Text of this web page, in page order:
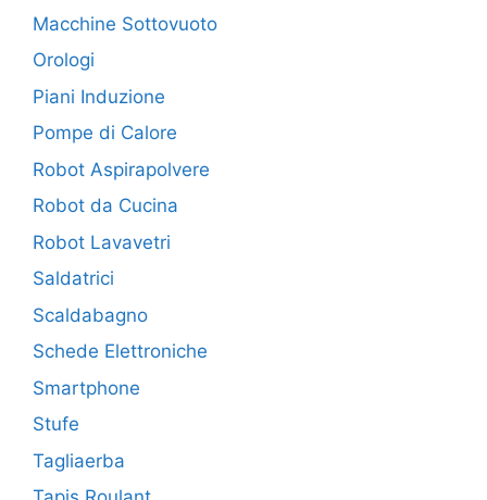
Macchine Sottovuoto
Orologi
Piani Induzione
Pompe di Calore
Robot Aspirapolvere
Robot da Cucina
Robot Lavavetri
Saldatrici
Scaldabagno
Schede Elettroniche
Smartphone
Stufe
Tagliaerba